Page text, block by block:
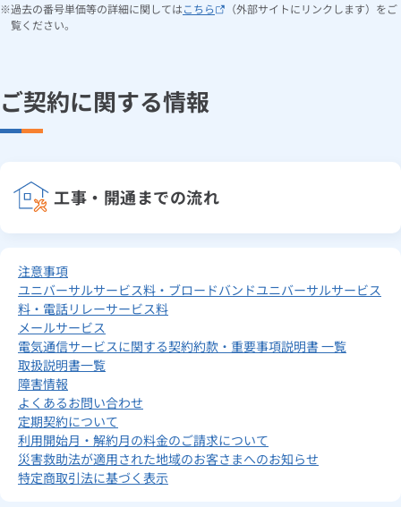
過去の番号単価等の詳細に関してはこちら
（外部サイトにリンクします）をご
覧ください。
ご契約に関する情報
工事・開通までの流れ
注意事項
ユニバーサルサービス料・ブロードバンドユニバーサルサービス
料・電話リレーサービス料
メールサービス
電気通信サービスに関する契約約款・重要事項説明書 一覧
取扱説明書一覧
障害情報
よくあるお問い合わせ
定期契約について
利用開始月・解約月の料金のご請求について
災害救助法が適用された地域のお客さまへのお知らせ
特定商取引法に基づく表示